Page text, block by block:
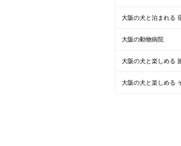
大阪の犬と泊まれる
大阪の動物病院
大阪の犬と楽しめる
大阪の犬と楽しめる